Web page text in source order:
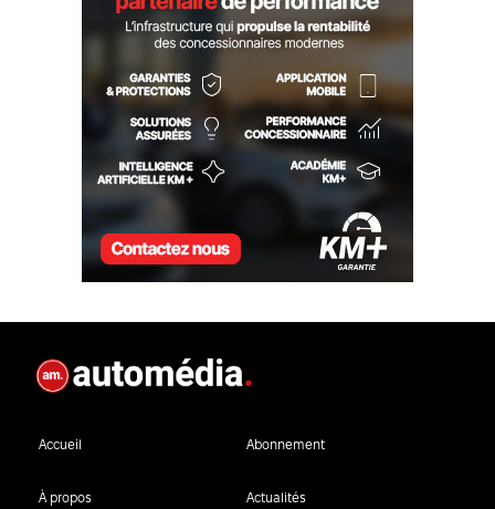
Accueil Abonnement
À propos Actualités